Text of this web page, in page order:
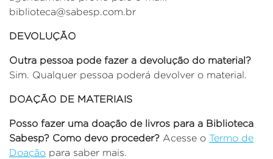
biblioteca@sabesp.com.br
DEVOLUÇÃO
Outra pessoa pode fazer a devolução do material?
Sim. Qualquer pessoa poderá devolver o material.
DOAÇÃO DE MATERIAIS
Posso fazer uma doação de livros para a Biblioteca
Sabesp? Como devo proceder? Acesse o Termo de
Doação para saber mais.